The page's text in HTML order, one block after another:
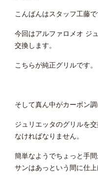
こんばんはスタッフ工藤で
今回はアルファロメオ ジ
交換します。
こちらが純正グリルです。
そして真ん中がカーボン
ジュリエッタのグリルを
なければなりません。
簡単なようでちょっと手
サンはあっという間に仕上